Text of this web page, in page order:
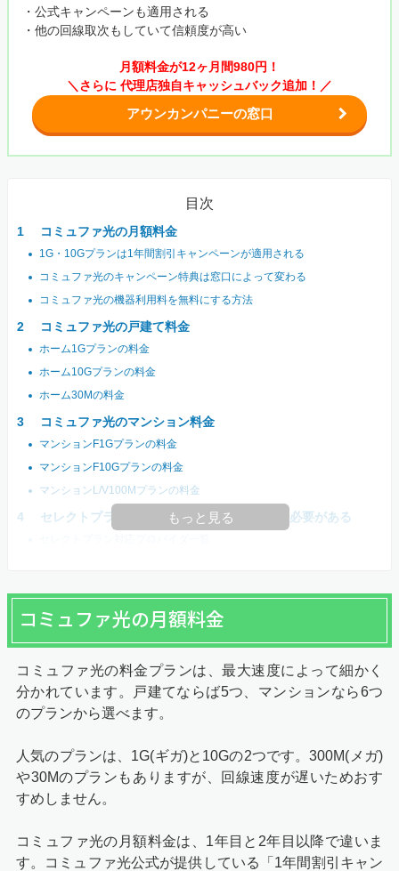
・公式キャンペーンも適用される
・他の回線取次もしていて信頼度が高い
月額料金が12ヶ月間980円！
＼さらに 代理店独自キャッシュバック追加！／
アウンカンパニーの窓口
目次
コミュファ光の月額料金
1G・10Gプランは1年間割引キャンペーンが適用される
コミュファ光のキャンペーン特典は窓口によって変わる
コミュファ光の機器利用料を無料にする方法
コミュファ光の戸建て料金
ホーム1Gプランの料金
ホーム10Gプランの料金
ホーム30Mの料金
コミュファ光のマンション料金
マンションF1Gプランの料金
マンションF10Gプランの料金
マンションL/V100Mプランの料金
セレクトプランはプロバイダを別途契約する必要がある
もっと見る
コミュファ光の月額料金
コミュファ光の料金プランは、最大速度によって細かく
分かれています。戸建てならば5つ、マンションなら6つ
のプランから選べます。
人気のプランは、1G(ギガ)と10Gの2つです。300M(メガ)
や30Mのプランもありますが、回線速度が遅いためおす
すめしません。
コミュファ光の月額料金は、1年目と2年目以降で違いま
す。コミュファ光公式が提供している「 1年間割引キャン